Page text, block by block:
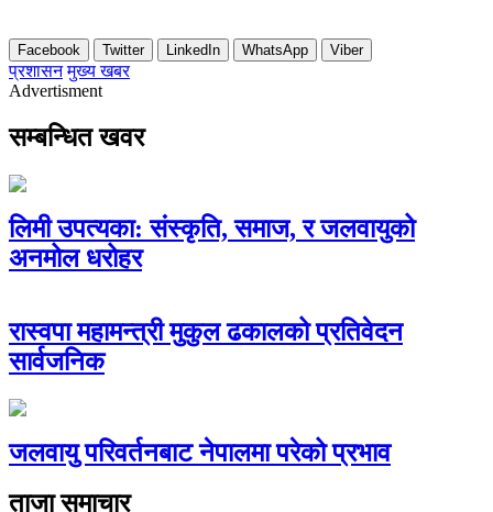
Facebook Twitter LinkedIn WhatsApp Viber
प्रशासन मुख्य खबर
Advertisment
सम्बन्धित खवर
लिमी उपत्यका: संस्कृति, समाज, र जलवायुको
अनमोल धरोहर
रास्वपा महामन्त्री मुकुल ढकालको प्रतिवेदन
सार्वजनिक
जलवायु परिवर्तनबाट नेपालमा परेको प्रभाव
ताजा समाचार